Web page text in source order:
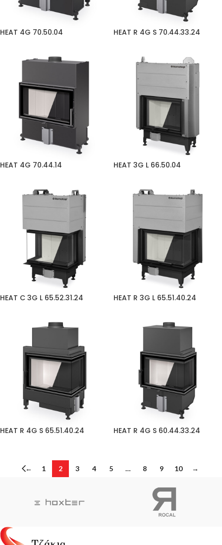
HEAT 4G 70.50.04 HEAT R 4G S 70.44.33.24
HEAT 4G 70.44.14 HEAT 3G L 66.50.04
HEAT C 3G L 65.52.31.24 HEAT R 3G L 65.51.40.24
HEAT R 4G S 65.51.40.24 HEAT R 4G S 60.44.33.24
← 1 2 3 4 5 … 8 9 10 →